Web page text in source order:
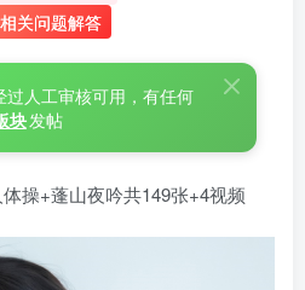
关问题解答
人工审核可用，有任何
块发帖
操+蓬山夜吟共149张+4视频